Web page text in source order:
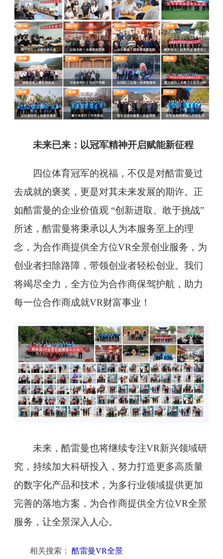
未来已来：以冠军精神开启赋能新征程
四位体育冠军的祝福，不仅是对酷雷曼过
去成就的褒奖，更是对其未来发展的期许。正
如酷雷曼的企业价值观 “创新进取、敢于挑战”
所述，酷雷曼将秉承以人为本服务至上的理
念，为合作商提供全方位VR全景创业服务，为
创业者扫除路障，带领创业者轻松创业。我们
将竭尽全力，全方位为合作商保驾护航，助力
每一位合作商成就VR财富事业！
未来，酷雷曼也将继续专注VR新兴领域研
究，持续加大科研投入，努力打造更多高质量
的数字化产品和技术，为多行业领域提供更加
完善的落地方案，为合作商提供全方位VR全景
服务，让全景深入人心。
相关搜索： 酷雷曼VR全景